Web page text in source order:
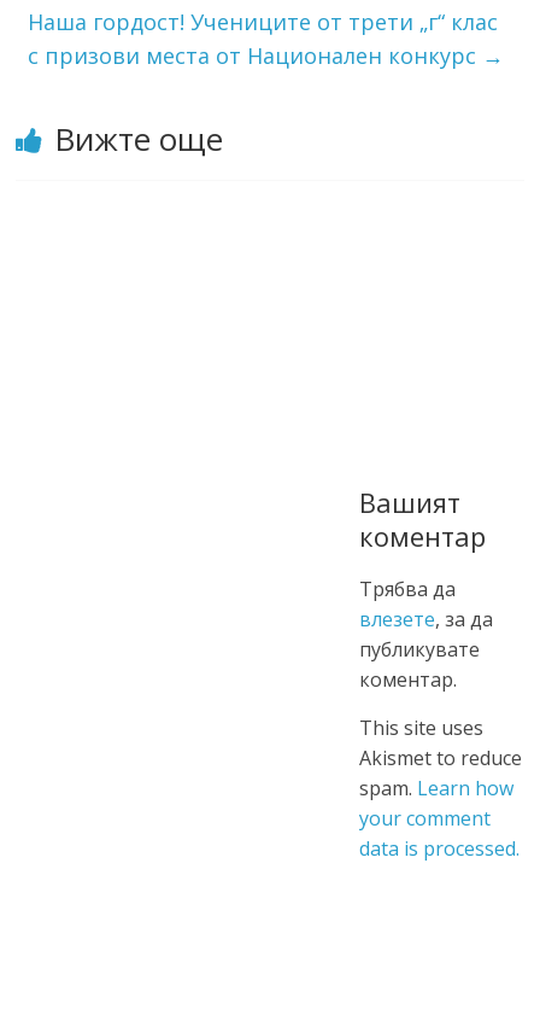
Наша гордост! Учениците от трети „г“ клас
с призови места от Национален конкурс →
Вижте още
Вашият
коментар
Трябва да
влезете, за да
публикувате
коментар.
This site uses
Akismet to reduce
spam. Learn how
your comment
data is processed.